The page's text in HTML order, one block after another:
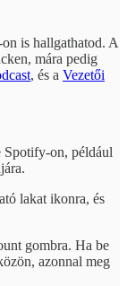
is hallgathatod. A
mára pedig
, és a Vezetői
Spotify-on, például
lakat ikonra, és
gombra. Ha be
azonnal meg